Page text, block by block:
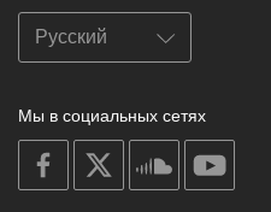
Мы в социальных сетях
on
facebook
soundcloud